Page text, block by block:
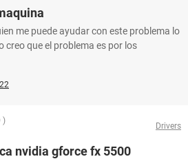
me puede ayudar con este problema lo
creo que el problema es por los
)
Drivers
nvidia gforce fx 5500